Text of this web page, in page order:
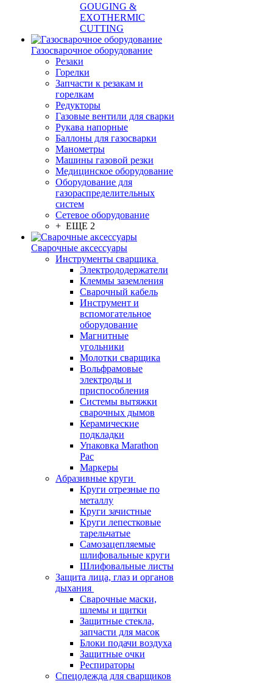
GOUGING &
EXOTHERMIC
CUTTING
Газосварочное оборудование
Резаки
Горелки
Запчасти к резакам и
горелкам
Редукторы
Газовые вентили для сварки
Рукава напорные
Баллоны для газосварки
Манометры
Машины газовой резки
Медицинское оборудование
Оборудование для
газораспределительных
систем
Сетевое оборудование
+ ЕЩЕ 2
Сварочные аксессуары
Инструменты сварщика
Электрододержатели
Клеммы заземления
Сварочный кабель
Инструмент и
вспомогательное
оборудование
Магнитные
угольники
Молотки сварщика
Вольфрамовые
электроды и
приспособления
Системы вытяжки
сварочных дымов
Керамические
подкладки
Упаковка Marathon
Pac
Маркеры
Абразивные круги
Круги отрезные по
металлу
Круги зачистные
Круги лепестковые
тарельчатые
Самозацепляемые
шлифовальные круги
Шлифовальные листы
Защита лица, глаз и органов
дыхания
Сварочные маски,
шлемы и щитки
Защитные стекла,
запчасти для масок
Блоки подачи воздуха
Защитные очки
Респираторы
Спецодежда для сварщиков